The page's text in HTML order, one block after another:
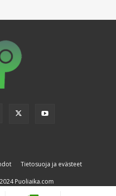
Tietosuoja ja evästeet
Puoliaika.com